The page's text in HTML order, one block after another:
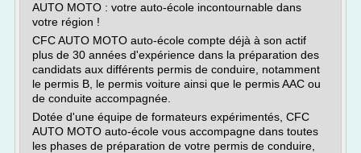
AUTO MOTO : votre auto-école incontournable dans
votre région !
CFC AUTO MOTO auto-école compte déjà à son actif
plus de 30 années d'expérience dans la préparation des
candidats aux différents permis de conduire, notamment
le permis B, le permis voiture ainsi que le permis AAC ou
de conduite accompagnée.
Dotée d'une équipe de formateurs expérimentés, CFC
AUTO MOTO auto-école vous accompagne dans toutes
les phases de préparation de votre permis de conduire,